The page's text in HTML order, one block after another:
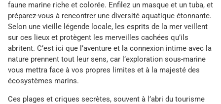
faune marine riche et colorée. Enfilez un masque et un tuba, et
préparez-vous à rencontrer une diversité aquatique étonnante.
Selon une vieille légende locale, les esprits de la mer veillent
sur ces lieux et protègent les merveilles cachées qu’ils
abritent. C’est ici que l’aventure et la connexion intime avec la
nature prennent tout leur sens, car l’exploration sous-marine
vous mettra face à vos propres limites et à la majesté des
écosystèmes marins.
Ces plages et criques secrètes, souvent à l’abri du tourisme